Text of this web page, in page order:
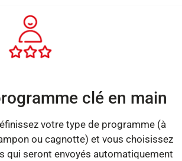
clé en main
votre type de programme (à
ou cagnotte) et vous choisissez
qui seront envoyés automatiquement